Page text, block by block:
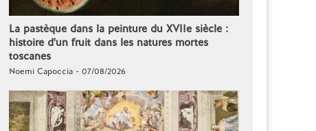
La pastèque dans la peinture du XVIIe siècle :
histoire d'un fruit dans les natures mortes
toscanes
Noemi Capoccia - 07/08/2026